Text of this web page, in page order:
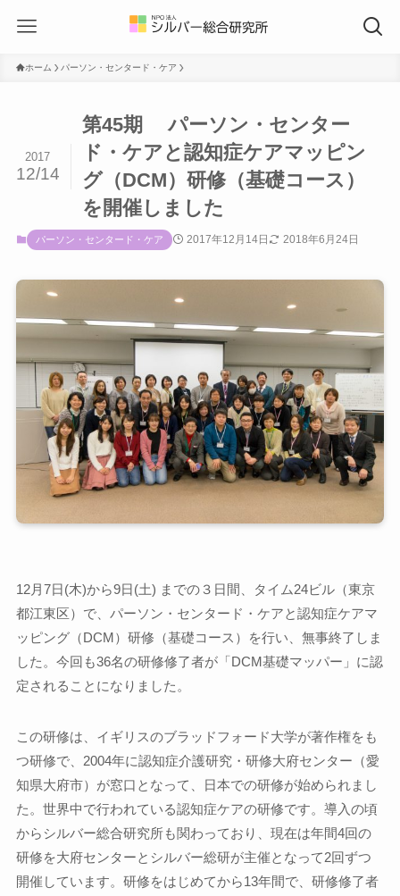
ホーム パーソン・センタード・ケア
第45期 パーソン・センター
ド・ケアと認知症ケアマッピン
グ（DCM）研修（基礎コース）
を開催しました
2017
12/14
パーソン・センタード・ケア 2017年12月14日 2018年6月24日
12月7日(木)から9日(土) までの３日間、タイム24ビル（東京
都江東区）で、パーソン・センタード・ケアと認知症ケアマ
ッピング（DCM）研修（基礎コース）を行い、無事終了しま
した。今回も36名の研修修了者が「DCM基礎マッパー」に認
定されることになりました。
この研修は、イギリスのブラッドフォード大学が著作権をも
つ研修で、2004年に認知症介護研究・研修大府センター（愛
知県大府市）が窓口となって、日本での研修が始められまし
た。世界中で行われている認知症ケアの研修です。導入の頃
からシルバー総合研究所も関わっており、現在は年間4回の
研修を大府センターとシルバー総研が主催となって2回ずつ
開催しています。研修をはじめてから13年間で、研修修了者